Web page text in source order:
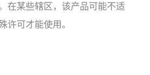
在某些辖区，该产品可能不适
许可才能使用。